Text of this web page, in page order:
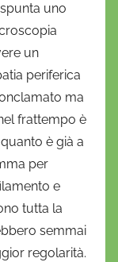
uno
un
periferica
ma
frattempo è
è già a
per
e
tutta la
semmai
regolarità.